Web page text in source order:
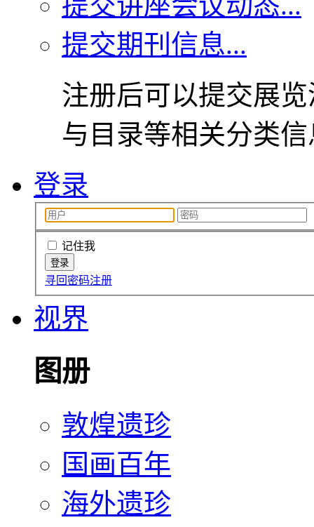
提交期刊信息...
注册后可以提交展
与目录等相关分类
登录
记住我
寻回密码注册
视界
图册
敦煌遗珍
国画百年
海外遗珍